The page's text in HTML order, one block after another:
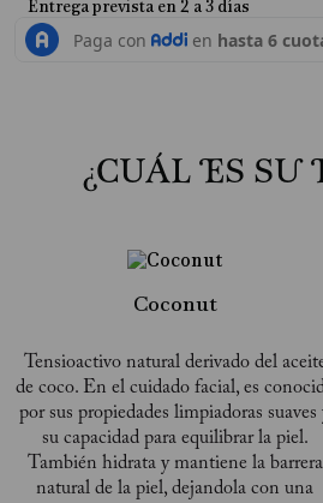
¿CUÁL ES SU
Coconut
Tensioactivo natural derivado del
de coco. En el cuidado facial, es
por sus propiedades limpiadoras suaves
su capacidad para equilibrar la piel.
También hidrata y mantiene la barrera
natural de la piel, dejandola con una